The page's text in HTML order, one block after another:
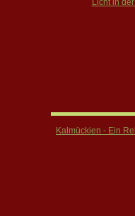
Licht in
Kalmückien - Ein